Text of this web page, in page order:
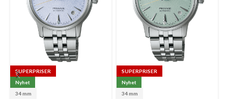
SUPERPRISER
Nyhet
34 mm
SUPERPRISER
Nyhet
34 mm